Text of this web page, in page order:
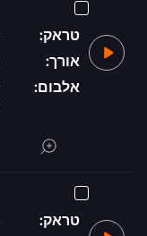
טראק:
אורך:
אלבום:
טראק: